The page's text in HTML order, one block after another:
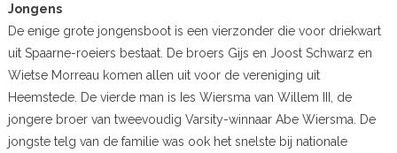
Jongens
De enige grote jongensboot is een vierzonder die voor driekwart
uit Spaarne-roeiers bestaat. De broers Gijs en Joost Schwarz en
Wietse Morreau komen allen uit voor de vereniging uit
Heemstede. De vierde man is Ies Wiersma van Willem III, de
jongere broer van tweevoudig Varsity-winnaar Abe Wiersma. De
jongste telg van de familie was ook het snelste bij nationale